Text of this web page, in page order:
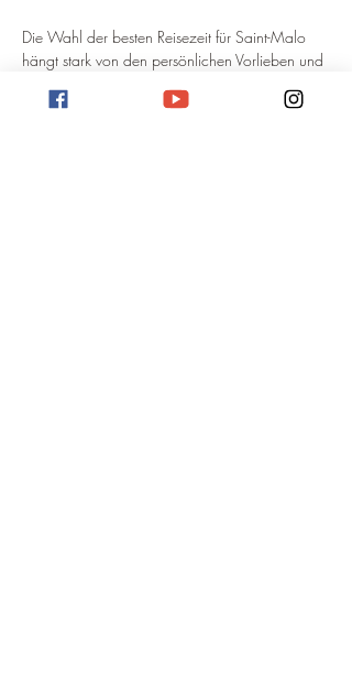
Die Wahl der besten Reisezeit für Saint-Malo
hängt stark von den persönlichen Vorlieben und
bretonische Küstenstadt, bekannt für ihre